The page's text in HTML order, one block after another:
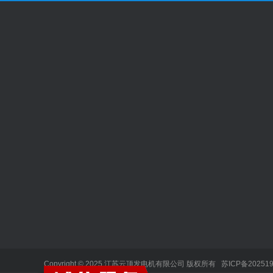
船用发电机组
Copyright © 2025江苏云顶发电机有限公司 版权所有 苏ICP备